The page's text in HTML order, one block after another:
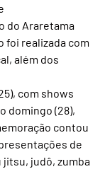
do Araretama
foi realizada com
além dos
com shows
domingo (28),
contou
de
judô, zumba